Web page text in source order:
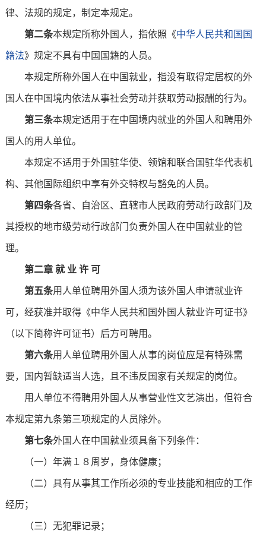
律、法规的规定，制定本规定。
第二条本规定所称外国人，指依照《中华人民共和国国
籍法》规定不具有中国国籍的人员。
本规定所称外国人在中国就业，指没有取得定居权的外
国人在中国境内依法从事社会劳动并获取劳动报酬的行为。
第三条本规定适用于在中国境内就业的外国人和聘用外
国人的用人单位。
本规定不适用于外国驻华使、领馆和联合国驻华代表机
构、其他国际组织中享有外交特权与豁免的人员。
第四条各省、自治区、直辖市人民政府劳动行政部门及
其授权的地市级劳动行政部门负责外国人在中国就业的管
理。
第二章 就 业 许 可
第五条用人单位聘用外国人须为该外国人申请就业许
可，经获准并取得《中华人民共和国外国人就业许可证书》
（以下简称许可证书）后方可聘用。
第六条用人单位聘用外国人从事的岗位应是有特殊需
要，国内暂缺适当人选，且不违反国家有关规定的岗位。
用人单位不得聘用外国人从事营业性文艺演出，但符合
本规定第九条第三项规定的人员除外。
第七条外国人在中国就业须具备下列条件：
（一）年满１８周岁，身体健康；
（二）具有从事其工作所必须的专业技能和相应的工作
经历；
（三）无犯罪记录；